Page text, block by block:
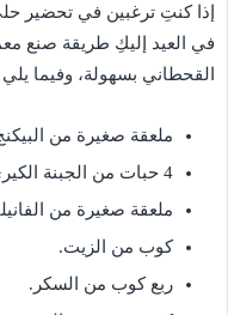
إذا كنتِ ترغبين في تحضير
في العيد إليكِ طريقة صنع
القحطاني بسهولة، وفيما
ملعقة صغيرة من
4 حبات من الجبنة الكيري.
ملعقة صغيرة من
كوب من الزيت.
ربع كوب من السكر.